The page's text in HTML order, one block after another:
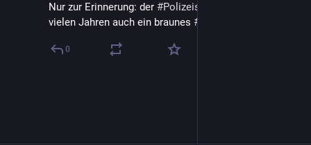
Nur zur Erinnerung: der #Polizeistaat
vielen Jahren auch ein braunes #
0